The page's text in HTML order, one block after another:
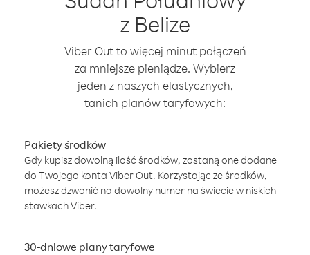
z Belize
Viber Out to więcej minut połączeń
za mniejsze pieniądze. Wybierz
jeden z naszych elastycznych,
tanich planów taryfowych:
Pakiety środków
Gdy kupisz dowolną ilość środków, zostaną one dodane
do Twojego konta Viber Out. Korzystając ze środków,
możesz dzwonić na dowolny numer na świecie w niskich
stawkach Viber.
30-dniowe plany taryfowe